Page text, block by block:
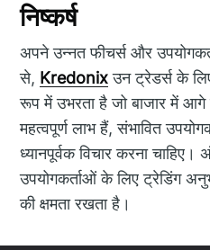
निष्कर्ष
अपने उन्नत फीचर्स और
से, Kredonixउन ट्रेडर्स के
रूप में उभरता है जो बाजार में
महत्वपूर्ण लाभ हैं, संभावित
ध्यानपूर्वक विचार करना चाहिए।
उपयोगकर्ताओं के लिए ट्रेडिंग
की क्षमता रखता है।